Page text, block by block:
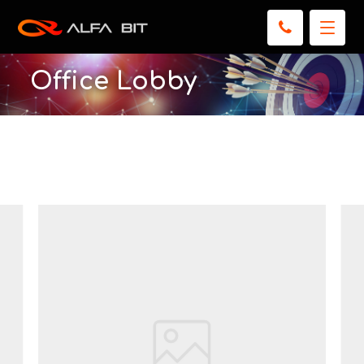
Office Lobby